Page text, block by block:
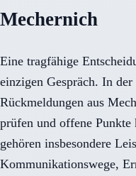
Mechernich
Eine tragfähige
einzigen Gespräch. In
Rückmeldungen aus
prüfen und offene Punkte
gehören insbesondere
Kommunikationswege,